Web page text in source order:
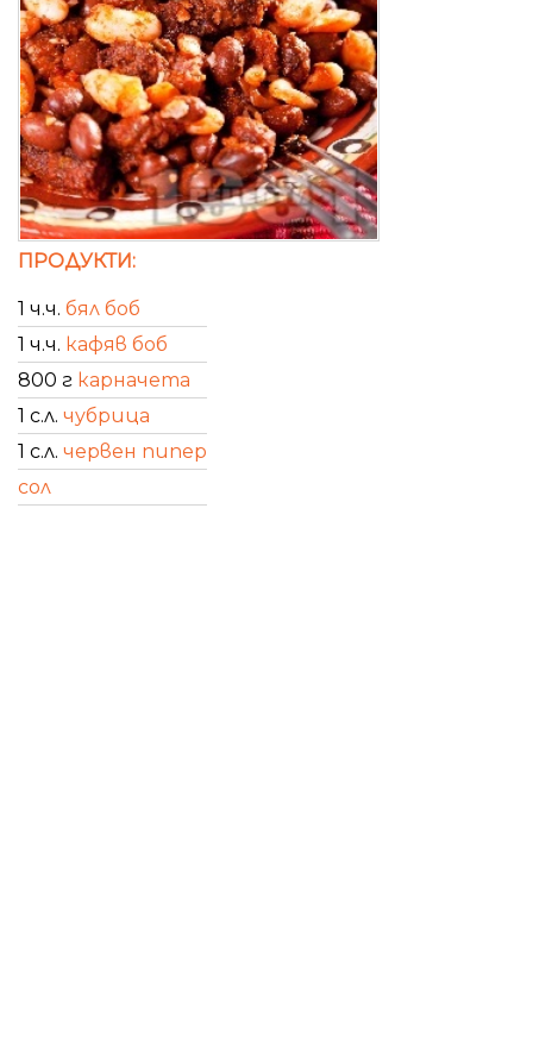
ПРОДУКТИ:
1 ч.ч. бял боб
1 ч.ч. кафяв боб
800 г карначета
1 с.л. чубрица
1 с.л. червен пипер
сол